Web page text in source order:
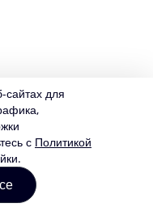
для
с Политикой